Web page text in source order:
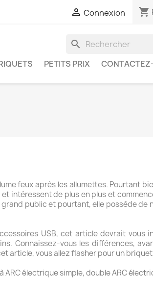
 Connexion shopping_cart
search
PETITS PRIX
feux après les allumettes. Pourtant
intéressent de plus en plus et
public et pourtant, elle possède de
USB, cet article devrait vous
Connaissez-vous les différences,
article, vous allez flasher pour un briquet
électrique simple, double ARC